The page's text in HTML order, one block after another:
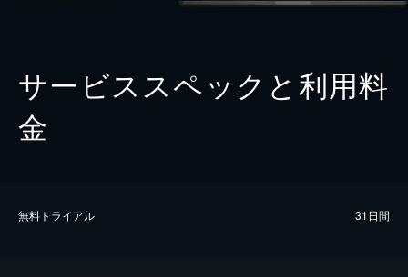
サービススペックと利用料
金
無料トライアル 31日間